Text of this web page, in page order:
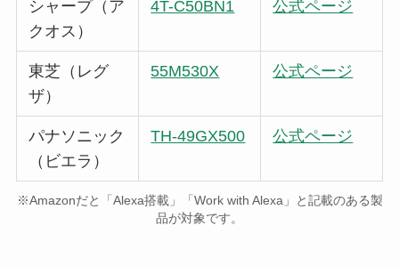
シャープ（ア
クオス）
4T-C50BN1 公式ページ
東芝（レグ
ザ）
55M530X 公式ページ
パナソニック
（ビエラ）
TH-49GX500 公式ページ
※Amazonだと「Alexa搭載」「Work with Alexa」と記載のある製
品が対象です。